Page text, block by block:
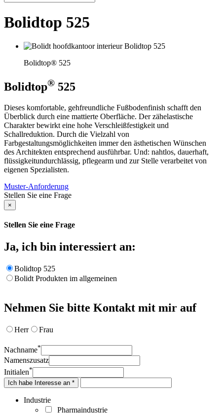
Bolidtop 525
Bolidtop® 525
Bolidtop® 525
Dieses komfortable, gehfreundliche Fußbodenfinish schafft den
Überblick durch eine mattierte Oberfläche. Der zähelastische
Charakter bewirkt eine hohe Verschleißfestigkeit und
Schallreduktion. Durch die Vielzahl von
Farbgestaltungsmöglichkeiten immer den ästhetischen Wünschen
des Architekten entsprechend ausführbar. Und: nahtlos, dauerhaft,
flüssigkeitundurchlässig, pflegearm und zur Stelle verarbeitet von
eigenen Spezialisten.
Muster-Anforderung
Stellen Sie eine Frage
×
Stellen Sie eine Frage
Ja, ich bin interessiert an:
Bolidtop 525
Bolidt Produkten im allgemeinen
Nehmen Sie bitte Kontakt mit mir auf
Herr Frau
Nachname*
Namenszusatz
Initialen*
Ich habe Interesse an *
Industrie
Pharmaindustrie